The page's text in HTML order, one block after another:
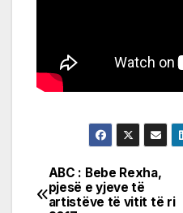
Post
ABC : Bebe Rexha,
pjesë e yjeve të
artistëve të vitit të ri